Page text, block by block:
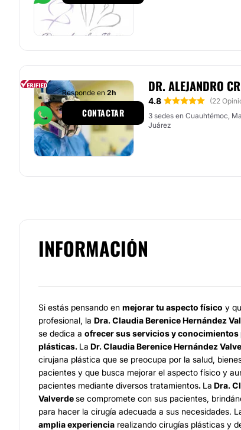
DR. ALEJANDRO
4.8 (22
3 sedes en Cuauhtémoc,
Juárez
Responde en 2h
CONTACTAR
INFORMACIÓN
Si estás pensando en mejorar tu aspecto físico y
profesional, la Dra. Claudia Berenice Hernández
se dedica a ofrecer sus servicios y
plásticas. La Dr. Claudia Berenice Hernández
cirujana plástica que se preocupa por la salud,
pacientes y que busca mejorar el aspecto físico y
pacientes mediante diversos tratamientos. La Dra.
Valverdese compromete con sus pacientes,
para hacer la cirugía adecuada a sus necesidades.
amplia experiencia realizando cirugías plásticas y